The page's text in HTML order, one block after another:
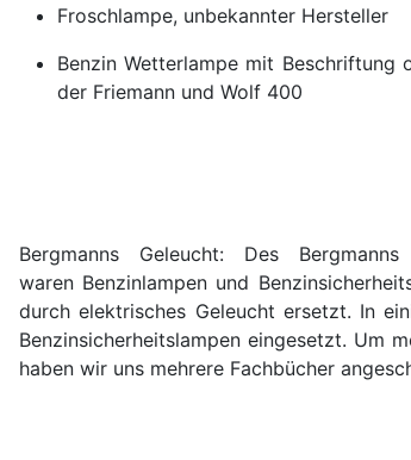
Froschlampe, unbekannter Hersteller
Benzin Wetterlampe mit Beschriftung
der Friemann und Wolf 400
Bergmanns Geleucht: Des
waren Benzinlampen und
durch elektrisches Geleucht ersetzt. In
Benzinsicherheitslampen eingesetzt. Um
haben wir uns mehrere Fachbücher